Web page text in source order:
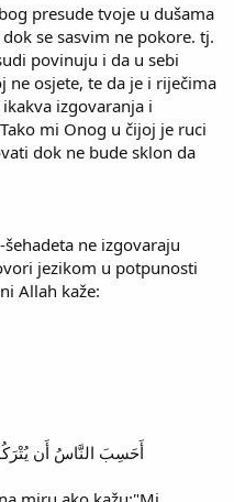
presude tvoje u dušama
se sasvim ne pokore. tj.
povinuju i da u sebi
ne osjete, te da je i riječima
izgovaranja i
mi Onog u čijoj je ruci
dok ne bude sklon da
šehadeta ne izgovaraju
jezikom u potpunosti
Allah kaže:
أَحَسِبَ النَّاسُ أَن يُتْرَكُوا